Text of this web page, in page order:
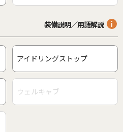
装備説明／用語解説
アイドリングストップ
ウェルキャブ